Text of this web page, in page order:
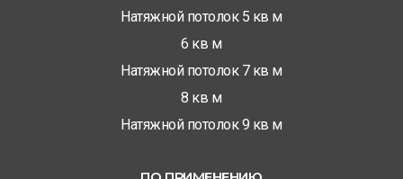
Натяжной потолок 5 кв м
6 кв м
Натяжной потолок 7 кв м
8 кв м
Натяжной потолок 9 кв м